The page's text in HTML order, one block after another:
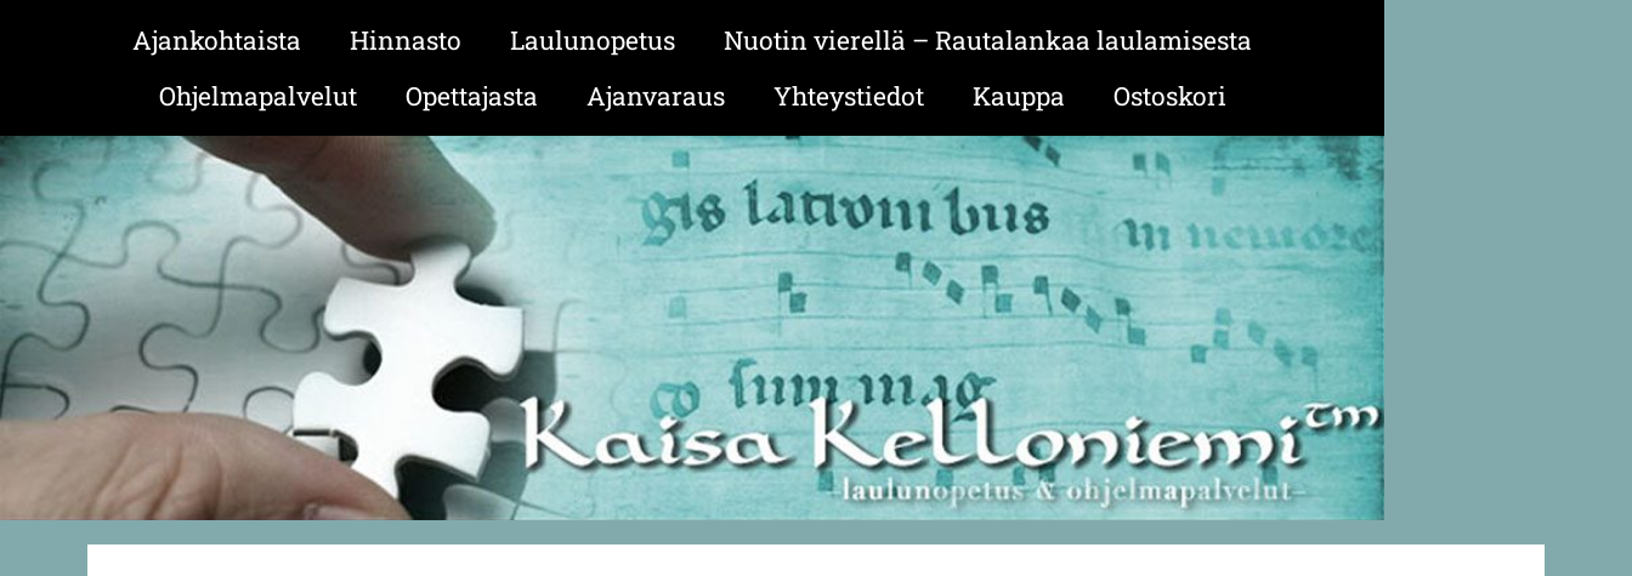
Ajankohtaista Hinnasto Laulunopetus
Nuotin vierellä – Rautalankaa laulamisesta
Ohjelmapalvelut
Opettajasta Ajanvaraus Yhteystiedot Kauppa Ostoskori